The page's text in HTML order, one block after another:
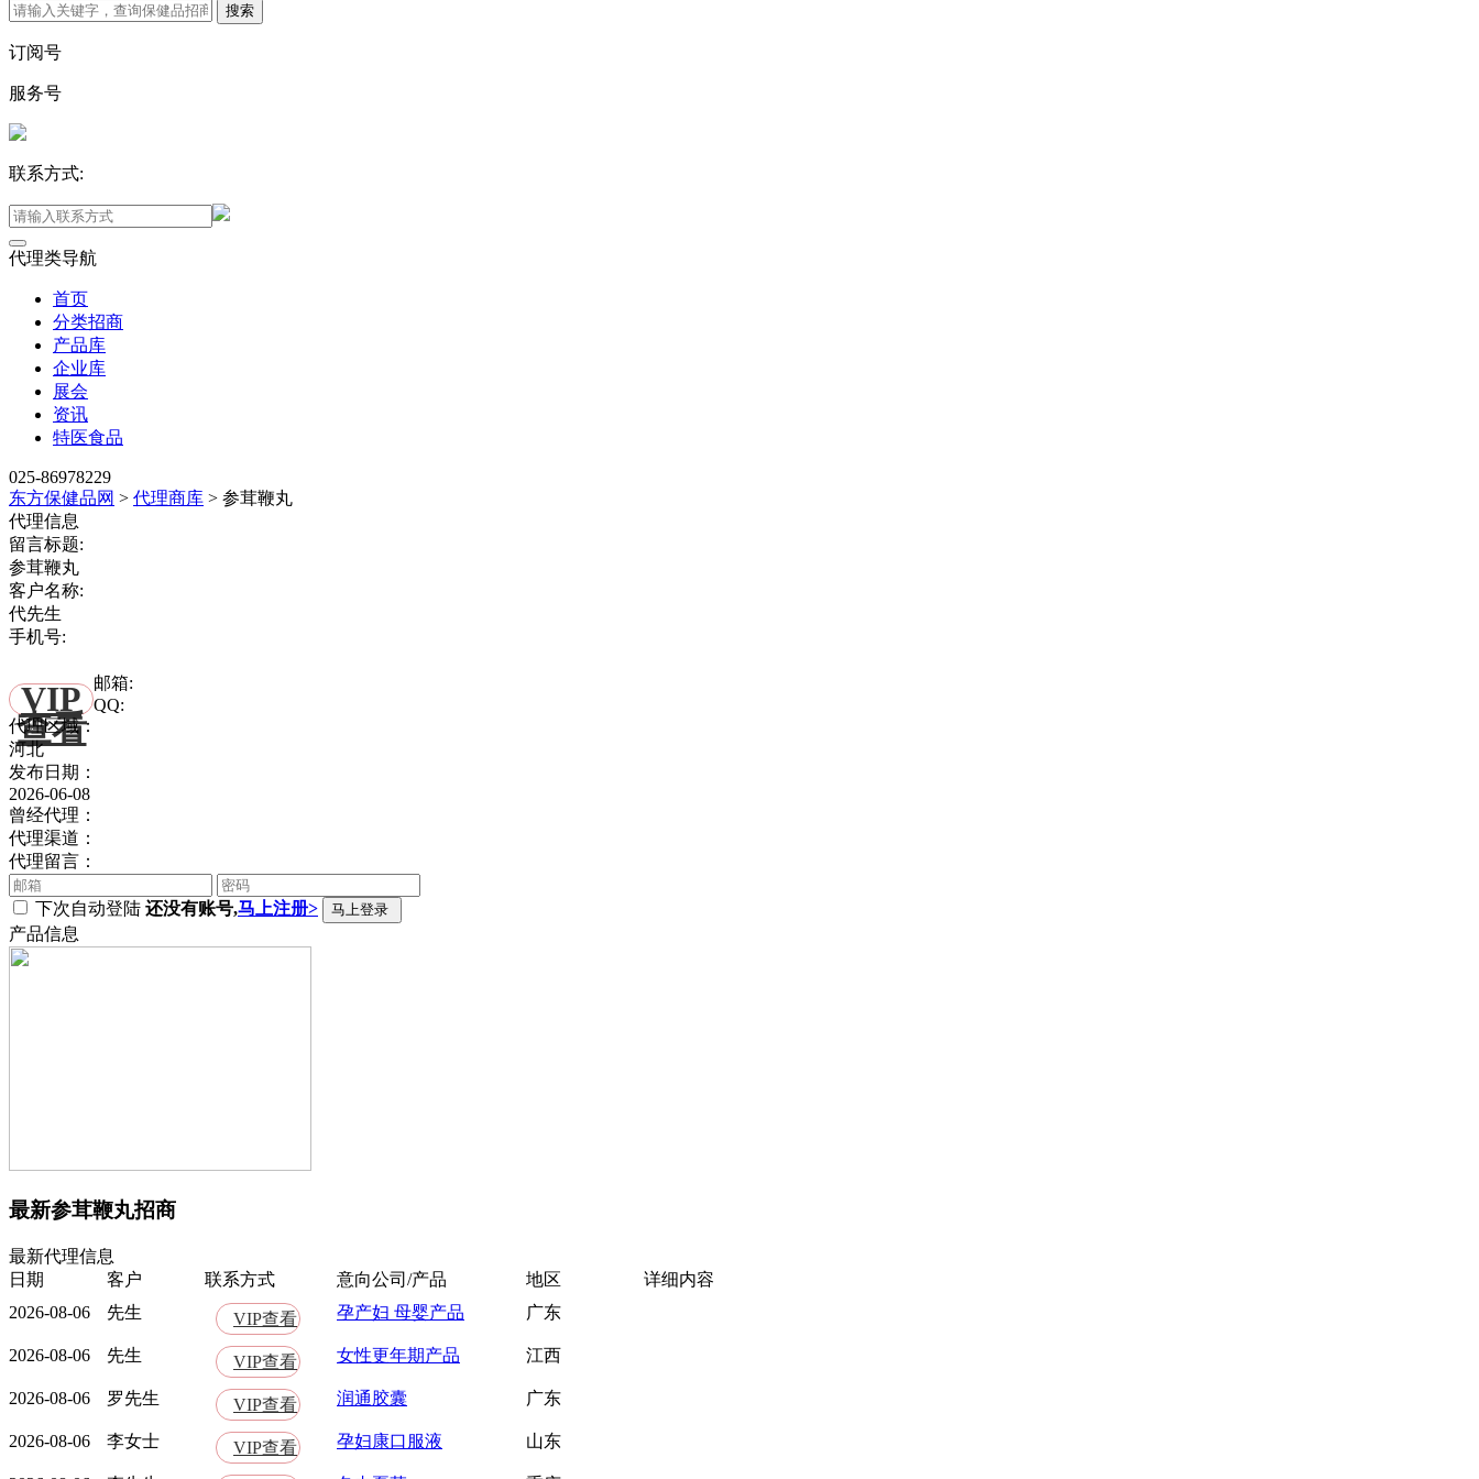
订阅号
服务号
联系方式:
代理类导航
首页
分类招商
产品库
企业库
展会
资讯
特医食品
025-86978229
东方保健品网 > 代理商库 > 参茸鞭丸
代理信息
留言标题:
参茸鞭丸
客户名称:
代先生
手机号:
VIP
查看
邮箱:
QQ:
代理区域：
河北
发布日期：
2026-06-08
曾经代理：
代理渠道：
代理留言：
下次自动登陆 还没有账号,马上注册>
产品信息
最新参茸鞭丸招商
最新代理信息
日期
客户 联系方式 意向公司/产品 地区
详细内容
2026-08-06
先生 VIP查看 孕产妇 母婴产品 广东
2026-08-06 先生 VIP查看 女性更年期产品 江西
2026-08-06 罗先生 VIP查看 润通胶囊 广东
2026-08-06 李女士 VIP查看 孕妇康口服液 山东